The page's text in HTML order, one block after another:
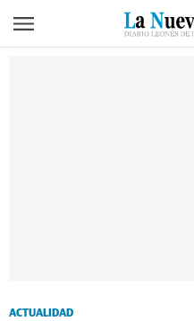
ACTUALIDAD